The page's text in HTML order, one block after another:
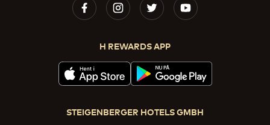
H REWARDS APP
STEIGENBERGER HOTELS GMBH